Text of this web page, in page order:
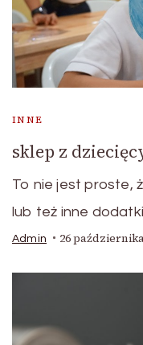
INNE
sklep z
To nie jest proste,
lub też inne
Admin 26